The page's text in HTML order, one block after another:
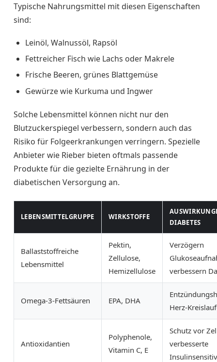
Typische Nahrungsmittel mit diesen Eigenschaften
sind:
Leinöl, Walnussöl, Rapsöl
Fettreicher Fisch wie Lachs oder Makrele
Frische Beeren, grünes Blattgemüse
Gewürze wie Kurkuma und Ingwer
Solche Lebensmittel können nicht nur den
Blutzuckerspiegel verbessern, sondern auch das
Risiko für Folgeerkrankungen verringern. Spezielle
Anbieter wie Rieber bieten oftmals passende
Produkte für die gezielte Ernährung in der
diabetischen Versorgung an.
LEBENSMITTELGRUPPE WIRKSTOFFE
DIABETES
Ballaststoffreiche
Lebensmittel
Pektin,
Zellulose,
Hemizellulose
Verzögern
verbessern
Omega-3-Fettsäuren EPA, DHA
Herz-
Antioxidantien
Polyphenole,
Vitamin C, E
Schutz vor
verbesserte